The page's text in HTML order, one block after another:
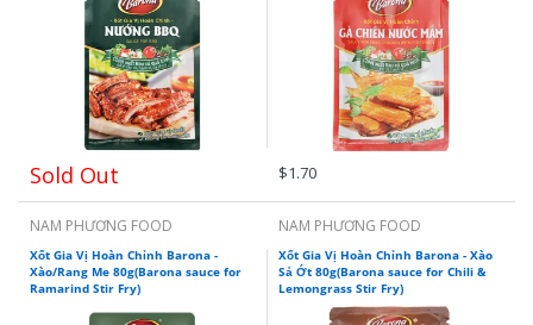
Sold Out $1.70
NAM PHƯƠNG FOOD
Xốt Gia Vị Hoàn Chỉnh Barona -
Xào/Rang Me 80g(Barona sauce for
Ramarind Stir Fry)
NAM PHƯƠNG FOOD
Xốt Gia Vị Hoàn Chỉnh Barona - Xào
Sả Ớt 80g(Barona sauce for Chili &
Lemongrass Stir Fry)